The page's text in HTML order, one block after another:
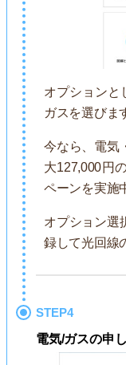
オプションと
ガスを選びま
今なら、電気
大127,000円
ペーンを実施
オプション選
録して光回線
STEP4
電気/ガスの申